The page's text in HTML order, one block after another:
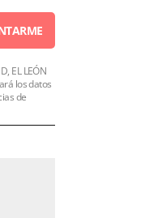
EL LEÓN
los datos
de